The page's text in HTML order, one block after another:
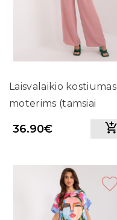
Laisvalaikio kostiumas
moterims (tamsiai
36.90€